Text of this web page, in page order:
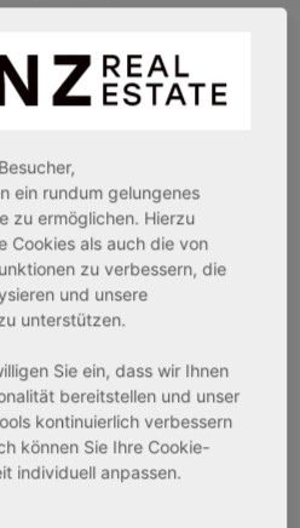
3,50 %
Assetklasse:
Objekteigenschaft:
Bestandsobjekt
Gesamtfläche:
50,95 m² - 56,21 m²
Gesamtpreis:
Sofortmiete
ein rundum gelungenes
zu ermöglichen. Hierzu
Cookies als auch die von
zu verbessern, die
und unsere
unterstützen.
Sie ein, dass wir Ihnen
bereitstellen und unser
kontinuierlich verbessern
können Sie Ihre Cookie-
individuell anpassen.